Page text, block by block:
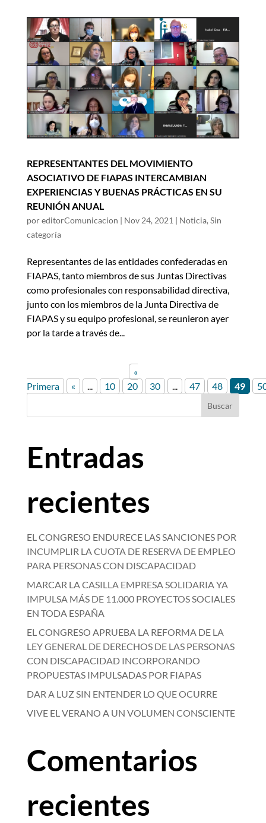
REPRESENTANTES DEL MOVIMIENTO
ASOCIATIVO DE FIAPAS INTERCAMBIAN
EXPERIENCIAS Y BUENAS PRÁCTICAS EN SU
REUNIÓN ANUAL
poreditorComunicacion | Nov 24, 2021| Noticia,Sin
categoría
Representantes de las entidades confederadas en
FIAPAS, tanto miembros de sus Juntas Directivas
como profesionales con responsabilidad directiva,
junto con los miembros de la Junta Directiva de
FIAPAS y su equipo profesional, se reunieron ayer
por la tarde a través de...
«
Primera
« ... 10 20 30 ... 47 48 49
Buscar
Entradas
recientes
EL CONGRESO ENDURECE LAS SANCIONES POR
INCUMPLIR LA CUOTA DE RESERVA DE EMPLEO
PARA PERSONAS CON DISCAPACIDAD
MARCAR LA CASILLA EMPRESA SOLIDARIA YA
IMPULSA MÁS DE 11.000 PROYECTOS SOCIALES
EN TODA ESPAÑA
EL CONGRESO APRUEBA LA REFORMA DE LA
LEY GENERAL DE DERECHOS DE LAS PERSONAS
CON DISCAPACIDAD INCORPORANDO
PROPUESTAS IMPULSADAS POR FIAPAS
DAR A LUZ SIN ENTENDER LO QUE OCURRE
VIVE EL VERANO A UN VOLUMEN CONSCIENTE
Comentarios
recientes